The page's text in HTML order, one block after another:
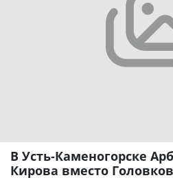
В Усть-Каменогорске
Кирова вместо